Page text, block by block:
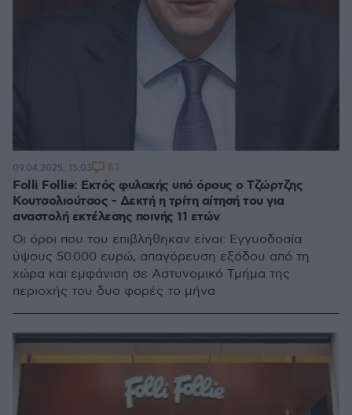
Folli Follie: Εκτός φυλακής υπό όρους ο Τζώρτζης
Κουτσολιούτσος - Δεκτή η τρίτη αίτησή του για
αναστολή εκτέλεσης ποινής 11 ετών
Οι όροι που του επιβλήθηκαν είναι: Εγγυοδοσία
ύψους 50.000 ευρώ, απαγόρευση εξόδου από τη
χώρα και εμφάνιση σε Αστυνομικό Τμήμα της
περιοχής του δυο φορές το μήνα
09.04.2025, 15:03 83